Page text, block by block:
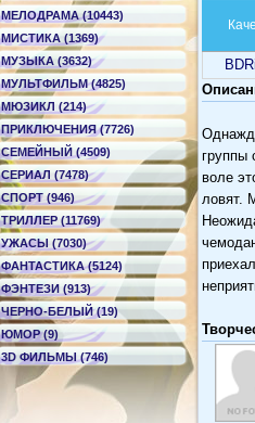
МЕЛОДРАМА (10443)
МИСТИКА (1369)
МУЗЫКА (3632)
МУЛЬТФИЛЬМ (4825)
МЮЗИКЛ (214)
ПРИКЛЮЧЕНИЯ (7726)
СЕМЕЙНЫЙ (4509)
СЕРИАЛ (7478)
СПОРТ (946)
ТРИЛЛЕР (11769)
УЖАСЫ (7030)
ФАНТАСТИКА (5124)
ФЭНТЕЗИ (913)
ЧЕРНО-БЕЛЫЙ (19)
ЮМОР (9)
3D ФИЛЬМЫ (746)
группы
воле
ловят.